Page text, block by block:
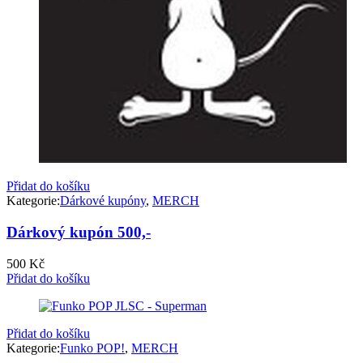
Přidat do košíku
Kategorie:Dárkové kupóny, MERCH
Dárkový kupón 500,-
500 Kč
Přidat do košíku
Přidat do košíku
Kategorie:Funko POP!, MERCH